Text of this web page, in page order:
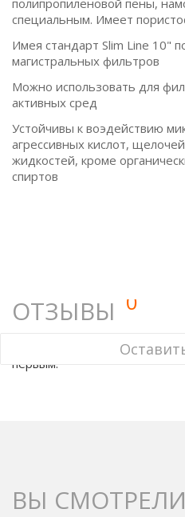
полипропиленовой пены,
специальным. Имеет
Имея стандарт Slim Line 10"
магистральных фильтров
Можно использовать для
активных сред
Устойчивы к воэдействию
агрессивных кислот,
жидкостей, кроме
спиртов
ОТЗЫВЫ 0
У этого товара нет ни
первым.
ВЫ СМОТРЕЛИ